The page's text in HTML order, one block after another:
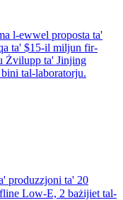
l-ewwel proposta ta'
ta' $15-il miljun fir-
Żvilupp ta' Jinjing
tal-laboratorju.
produzzjoni ta' 20
Low-E, 2 bażijiet tal-